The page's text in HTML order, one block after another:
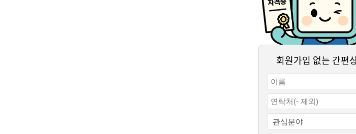
결제하기
수강신청
회원가입 없는 간편